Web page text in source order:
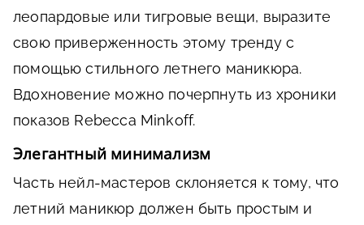
леопардовые или тигровые вещи, выразите
свою приверженность этому тренду с
помощью стильного летнего маникюра.
Вдохновение можно почерпнуть из хроники
показов Rebecca Minkoff.
Элегантный минимализм
Часть нейл-мастеров склоняется к тому, что
летний маникюр должен быть простым и